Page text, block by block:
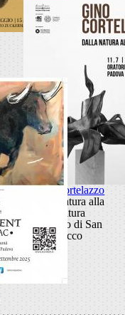
Gino Cortelazzo
Dalla natura alla
scultura
Oratorio di San
Rocco